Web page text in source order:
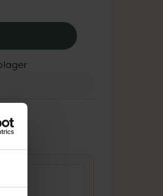
Naturborste Katt, 33.52 kr.